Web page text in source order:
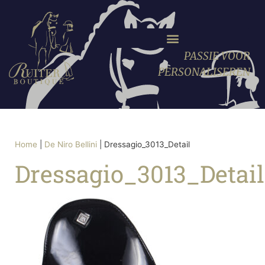
PASSIE VOOR
PERSONALISEREN
Home De Niro Bellini Dressagio_3013_Detail
Dressagio_3013_Detail